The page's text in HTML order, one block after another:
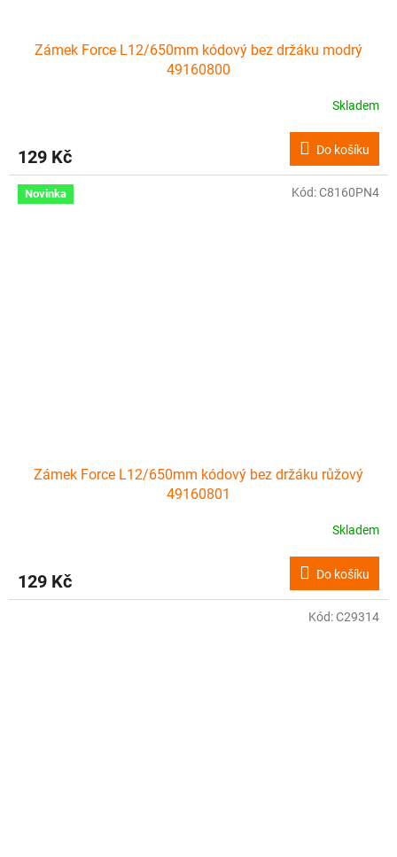
Zámek Force L12/650mm kódový bez držáku modrý
49160800
Skladem
129 Kč Do košíku
Novinka
Zámek Force L12/650mm kódový bez držáku růžový
49160801
Skladem
129 Kč Do košíku
Kód:C8160PN4
Kód:C29314